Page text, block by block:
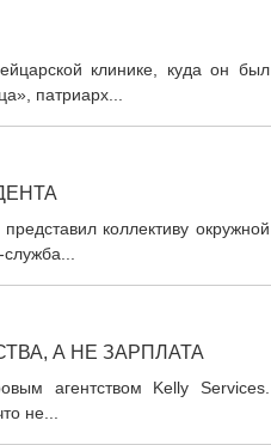
клинике, куда он был
патриарх...
коллективу окружной
А НЕ ЗАРПЛАТА
агентством Kelly Services.
не...